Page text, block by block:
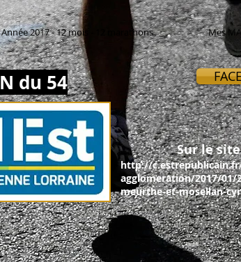
Année 2017 - 12 mois - 12 marathons Mes
du 54
Sur le
http://
agglomeration/2017/
meurthe-et-mosellan-